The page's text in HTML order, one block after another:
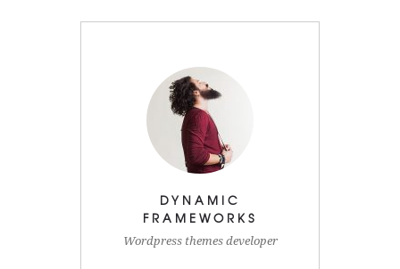
DYNAMIC
FRAMEWORKS
Wordpress themes developer